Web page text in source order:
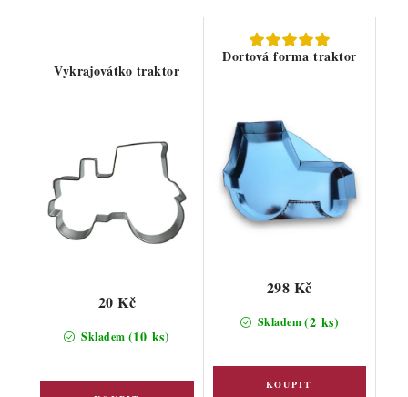
Vykrajovátko traktor
Skladem (10 ks)
20 Kč
Dortová forma traktor
Skladem(2 ks)
298 Kč